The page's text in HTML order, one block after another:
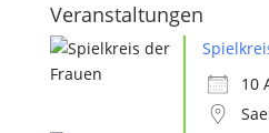
Veranstaltungen
10